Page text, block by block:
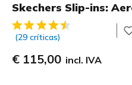
Skechers Slip-ins:
5 de 5 – Classificação do
(29 críticas)
€ 115,00 incl. IVA